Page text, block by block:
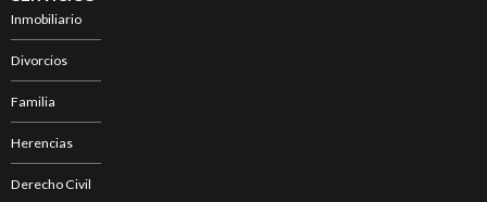
Inmobiliario
Divorcios
Familia
Herencias
Derecho Civil